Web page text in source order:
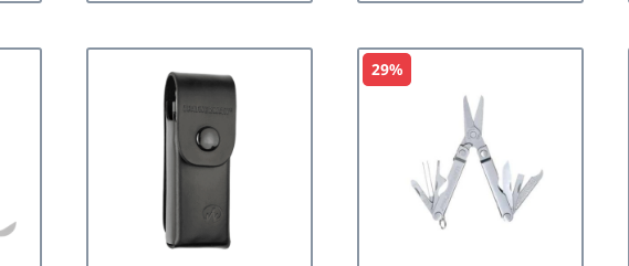
29%